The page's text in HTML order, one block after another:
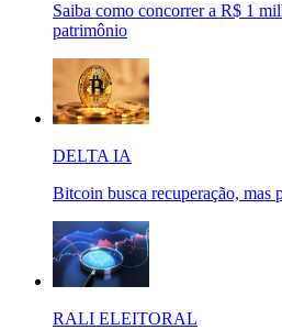
Saiba como concorrer a R$ 1
patrimônio
DELTA IA
Bitcoin busca recuperação, mas
RALI ELEITORAL